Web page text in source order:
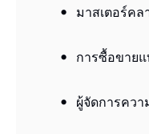
มาสเตอร์คล
การซื้อขายแ
ผู้จัดการคว